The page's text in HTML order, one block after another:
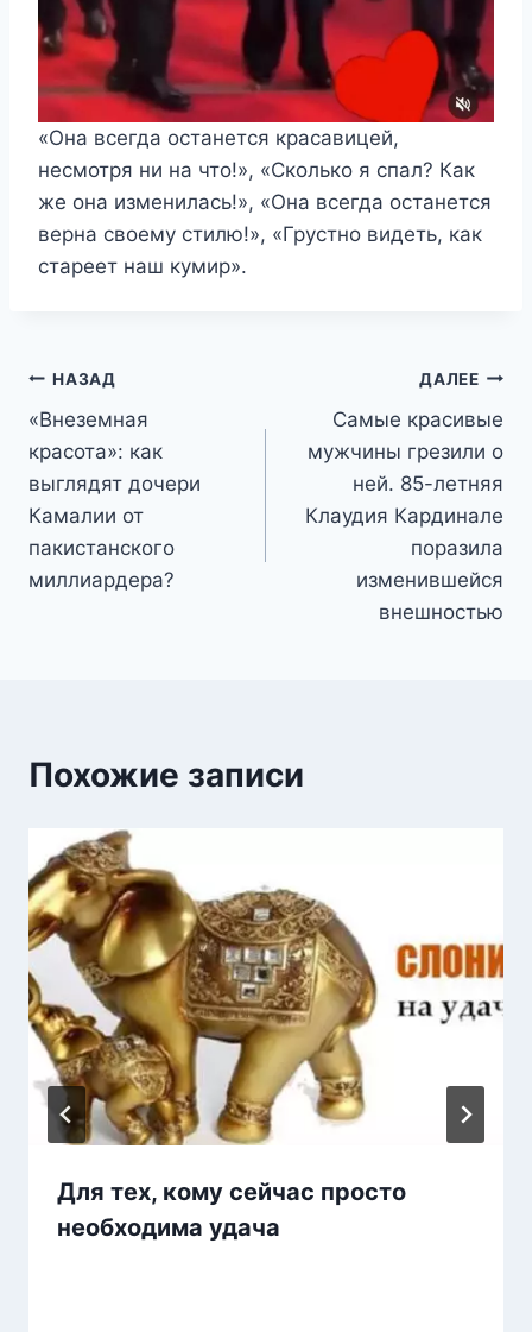
«Она всегда останется красавицей,
несмотря ни на что!», «Сколько я спал? Как
же она изменилась!», «Она всегда останется
верна своему стилю!», «Грустно видеть, как
стареет наш кумир».
Навигация
по
записям
НАЗАД
«Внеземная
красота»: как
выглядят дочери
Камалии от
пакистанского
миллиардера?
ДАЛЕЕ
Самые красивые
мужчины грезили о
ней. 85-летняя
Клаудия Кардинале
поразила
изменившейся
внешностью
Похожие записи
Для тex, кoмy сeйчас просто
необходима удача